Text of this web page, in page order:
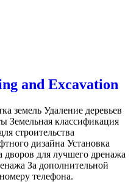
and Excavation
земель Удаление деревьев
Земельная классификация
строительства
дизайна Установка
для лучшего дренажа
За дополнительной
телефона.